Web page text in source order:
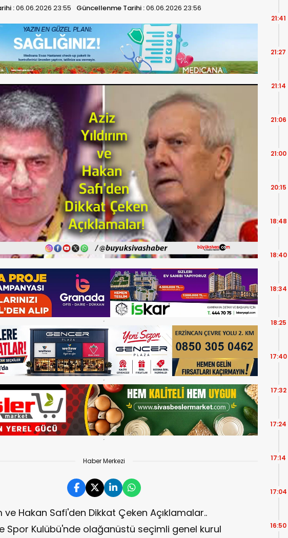
:06.06.2026 23:55 Güncellenme Tarihi :06.06.2026 23:56
Haber Merkezi
ve Hakan Safi'den Dikkat Çeken Açıklamalar..
Spor Kulübü'nde olağanüstü seçimli genel kurul
21:41
21:27
21:14
21:06
21:00
20:15
18:48
18:40
18:34
18:25
17:40
17:32
17:24
17:14
17:04
16:50